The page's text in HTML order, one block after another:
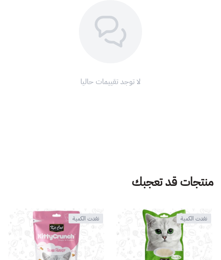
لا توجد تقييمات حاليا
منتجات قد تعجبك
نفدت الكمية نفدت الكمية